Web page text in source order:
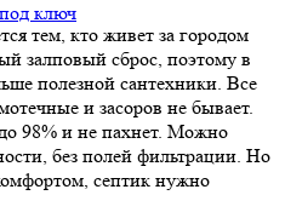
ключ
тем, кто живет за городом
залповый сброс, поэтому в
полезной сантехники. Все
и засоров не бывает.
98% и не пахнет. Можно
без полей фильтрации. Но
септик нужно